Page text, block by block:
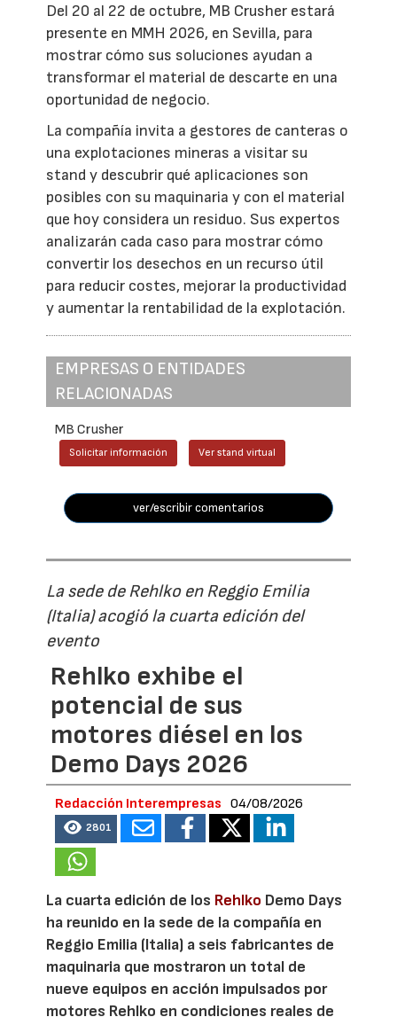
Del 20 al 22 de octubre, MB Crusher estará
presente en MMH 2026, en Sevilla, para
mostrar cómo sus soluciones ayudan a
transformar el material de descarte en una
oportunidad de negocio.
La compañía invita a gestores de canteras o
una explotaciones mineras a visitar su
stand y descubrir qué aplicaciones son
posibles con su maquinaria y con el material
que hoy considera un residuo. Sus expertos
analizarán cada caso para mostrar cómo
convertir los desechos en un recurso útil
para reducir costes, mejorar la productividad
y aumentar la rentabilidad de la explotación.
EMPRESAS O ENTIDADES
RELACIONADAS
MB Crusher
Solicitar información Ver stand virtual
ver/escribir comentarios
La sede de Rehlko en Reggio Emilia
(Italia) acogió la cuarta edición del
evento
Rehlko exhibe el
potencial de sus
motores diésel en los
Demo Days 2026
Redacción Interempresas 04/08/2026
2801
La cuarta edición de los Rehlko Demo Days
ha reunido en la sede de la compañía en
Reggio Emilia (Italia) a seis fabricantes de
maquinaria que mostraron un total de
nueve equipos en acción impulsados por
motores Rehlko en condiciones reales de